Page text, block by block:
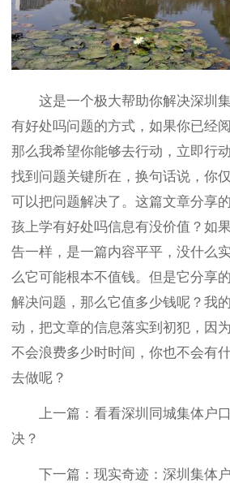
这是一个极大帮助你解决深圳集
有好处吗问题的方式，如果你已经
那么我希望你能够去行动，立即行
找到问题关键所在，换句话说，你
可以把问题解决了。这篇文章分享
孩上学有好处吗信息有没价值？如
告一样，是一篇内容平平，没什么
么它可能根本不值钱。但是它分享
解决问题，那么它值多少钱呢？我
动，把文章的信息落实到初犯，因
不会浪费多少时时间，你也不会有
去做呢？
上一篇：看看深圳同城集体户口
决？
下一篇：现实奇迹：深圳集体户